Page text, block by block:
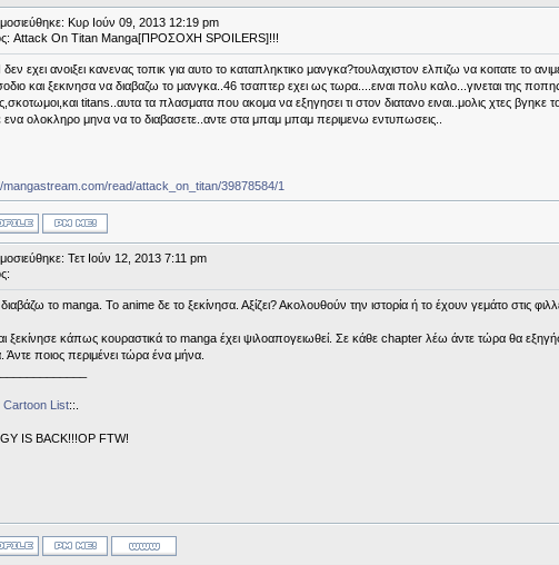
Κυρ Ιούν 09, 2013 12:19 pm
Attack On Titan Manga[ΠΡΟΣΟΧΗ SPOILERS]!!!
δεν εχει ανοιξει κανενας τοπικ για αυτο το καταπληκτικο μανγκα?τουλαχιστον ελπιζω να κοιτατε το
και ξεκινησα να διαβαζω το μανγκα..46 τσαπτερ εχει ως τωρα....ειναι πολυ καλο...γινεται της
titans..αυτα τα πλασματα που ακομα να εξηγησει τι στον διατανο ειναι..μολις χτες βγηκε
ενα ολοκληρο μηνα να το διαβασετε..αντε στα μπαμ μπαμ περιμενω εντυπωσεις..
mangastream.com/read/attack_on_titan/39878584/1
Τετ Ιούν 12, 2013 7:11 pm
το manga. Το anime δε το ξεκίνησα. Αξίζει? Ακολουθούν την ιστορία ή το έχουν γεμάτο στις
ξεκίνησε κάπως κουραστικά το manga έχει ψιλοαπογειωθεί. Σε κάθε chapter λέω άντε τώρα θα
Άντε ποιος περιμένει τώρα ένα μήνα.
Cartoon List::.
IS BACK!!!OP FTW!